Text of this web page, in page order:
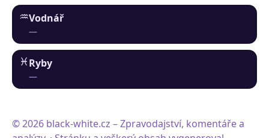
♒︎Vodnář
—
♓︎Ryby
—
© 2026 black-white.cz – Zpravodajství, komentáře a